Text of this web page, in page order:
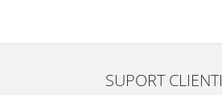
SUPORT CLIENTI